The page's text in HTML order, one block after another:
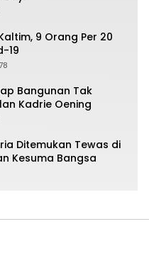
9 Orang Per 20
19
Bangunan Tak
Kadrie Oening
Ditemukan Tewas di
Kesuma Bangsa